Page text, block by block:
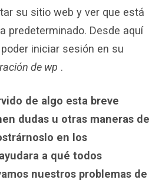
su sitio web y ver que está
predeterminado. Desde aquí
iniciar sesión en su
de wp .
de algo esta breve
dudas u otras maneras de
en los
a qué todos
nuestros problemas de